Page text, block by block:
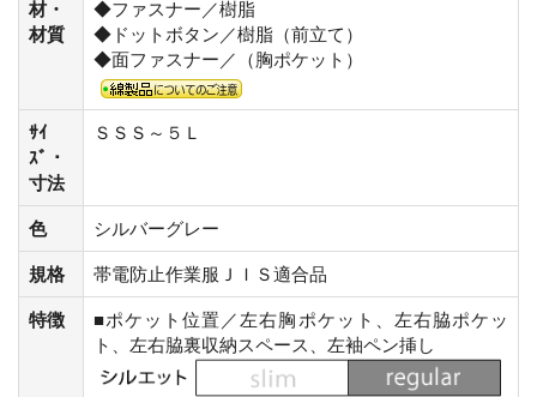
材・
材質
◆ファスナー／樹脂
◆ドットボタン／樹脂（前立て）
◆面ファスナー／（胸ポケット）
ｻｲ
ｽﾞ・
寸法
ＳＳＳ～５Ｌ
色 シルバーグレー
規格 帯電防止作業服ＪＩＳ適合品
特徴
■ポケット位置／左右胸ポケット、左右脇ポケッ
ト、左右脇裏収納スペース、左袖ペン挿し